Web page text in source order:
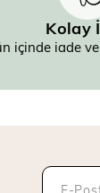
Kolay
içinde iade